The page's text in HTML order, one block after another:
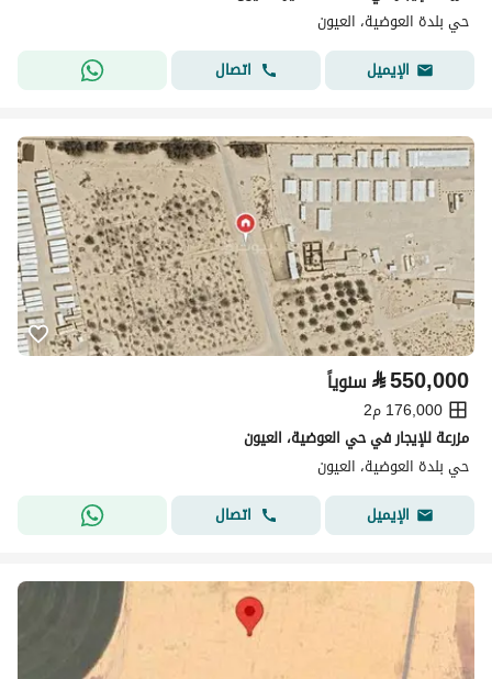
حي بلدة العوضية، العيون
الإيميل
اتصال
⃁550,000 سنوياً
176,000 م2
مزرعة للإيجار في حي العوضية، العيون
حي بلدة العوضية، العيون
الإيميل
اتصال